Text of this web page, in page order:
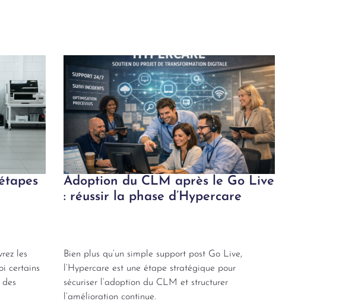
les
certains
Adoption du CLM après le Go Live
: réussir la phase d’Hypercare
Bien plus qu’un simple support post Go Live,
l’Hypercare est une étape stratégique pour
sécuriser l’adoption du CLM et structurer
l’amélioration continue.